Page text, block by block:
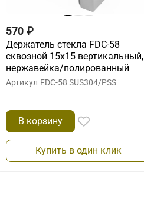
570 ₽
Держатель стекла FDC-58
сквозной 15х15 вертикальный,
нержавейка/полированный
Артикул FDC-58 SUS304/PSS
В корзину
Купить в один клик